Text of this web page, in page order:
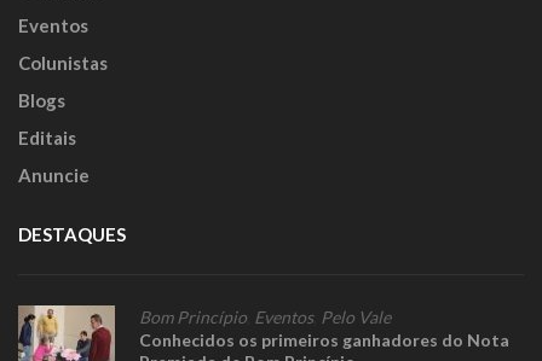
Eventos
Colunistas
Blogs
Editais
Anuncie
DESTAQUES
Bom Princípio Eventos, Pelo Vale
Conhecidos os primeiros ganhadores do Nota